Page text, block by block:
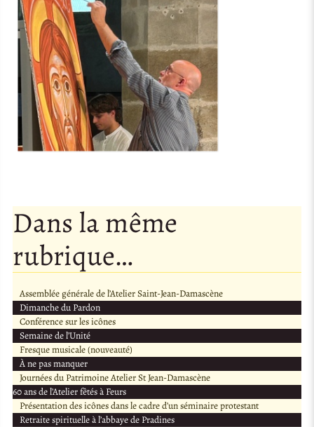
Dans la même
rubrique…
Assemblée générale de l’Atelier Saint-Jean-Damascène
Dimanche du Pardon
Conférence sur les icônes
Semaine de l’Unité
Fresque musicale (nouveauté)
À ne pas manquer
Journées du Patrimoine Atelier St Jean-Damascène
60 ans de l’Atelier fêtés à Feurs
Présentation des icônes dans le cadre d’un séminaire protestant
Retraite spirituelle à l’abbaye de Pradines